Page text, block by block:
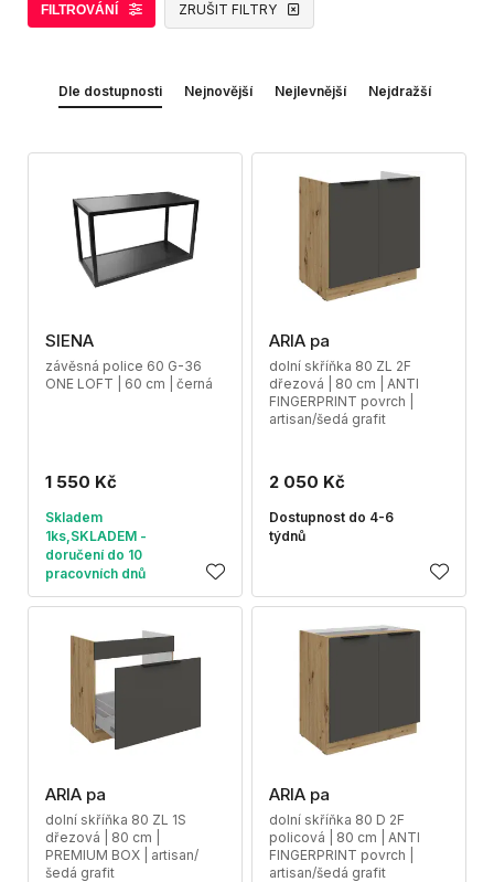
FILTROVÁNÍ ZRUŠIT FILTRY
Dle dostupnosti Nejnovější Nejlevnější Nejdražší
SIENA
závěsná police 60 G-36
ONE LOFT | 60 cm | černá
1 550 Kč
Skladem
1ks,SKLADEM -
doručení do 10
pracovních dnů
ARIA pa
dolní skříňka 80 ZL 2F
dřezová | 80 cm | ANTI
FINGERPRINT povrch |
artisan/šedá grafit
2 050 Kč
Dostupnost do 4-6
týdnů
ARIA pa
dolní skříňka 80 ZL 1S
dřezová | 80 cm |
PREMIUM BOX | artisan/
šedá grafit
ARIA pa
dolní skříňka 80 D 2F
policová | 80 cm | ANTI
FINGERPRINT povrch |
artisan/šedá grafit